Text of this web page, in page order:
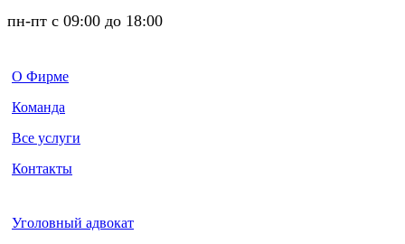
пн-пт с 09:00 до 18:00
О Фирме
Команда
Все услуги
Контакты
Уголовный адвокат